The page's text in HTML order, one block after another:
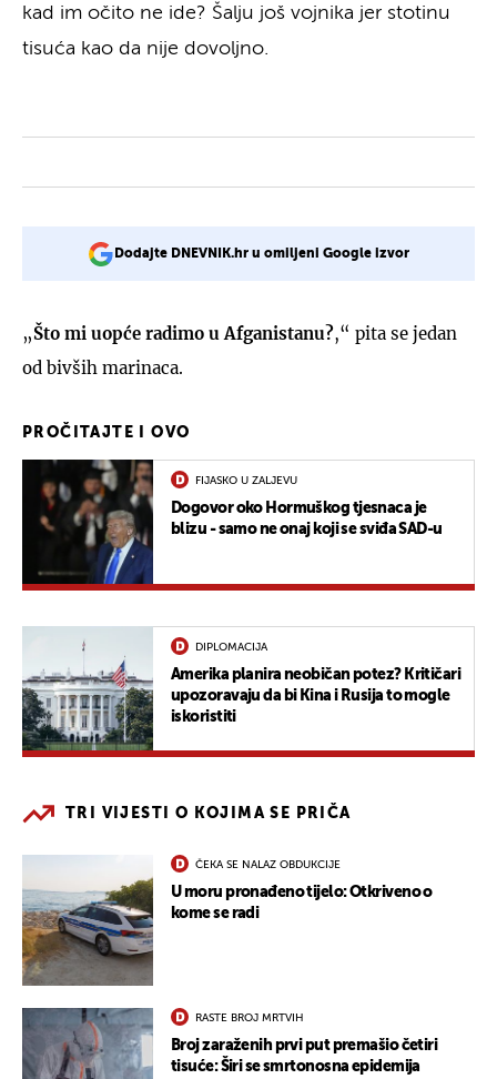
kad im očito ne ide? Šalju još vojnika jer stotinu
tisuća kao da nije dovoljno.
Dodajte DNEVNIK.hr u omiljeni Google izvor
„Što mi uopće radimo u Afganistanu?,“ pita se jedan
od bivših marinaca.
PROČITAJTE I OVO
FIJASKO U ZALJEVU
Dogovor oko Hormuškog tjesnaca je
blizu - samo ne onaj koji se sviđa SAD-u
DIPLOMACIJA
Amerika planira neobičan potez? Kritičari
upozoravaju da bi Kina i Rusija to mogle
iskoristiti
TRI VIJESTI O KOJIMA SE PRIČA
ČEKA SE NALAZ OBDUKCIJE
U moru pronađeno tijelo: Otkriveno o
kome se radi
RASTE BROJ MRTVIH
Broj zaraženih prvi put premašio četiri
tisuće: Širi se smrtonosna epidemija